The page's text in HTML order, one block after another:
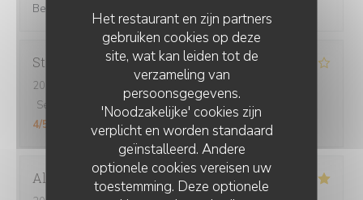
Het restaurant en zijn partners
gebruiken cookies op deze
site, wat kan leiden tot de
verzameling van
persoonsgegevens.
'Noodzakelijke' cookies zijn
verplicht en worden standaard
geïnstalleerd. Andere
optionele cookies vereisen uw
toestemming. Deze optionele
Bel accueil, le cadre est très agréable. On mange bien.
Stéphanie V
2026-08-01
Service
Atmosfeer : /5 Keuken 4 Kwaliteit / Prijs
4/5
Alexia